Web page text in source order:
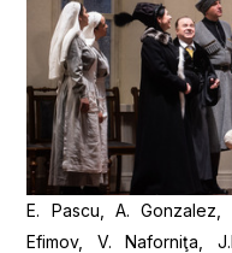
E. Pascu, A.
Efimov, V. Naforniţa,